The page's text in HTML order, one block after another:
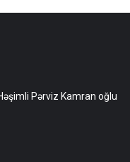
Pərviz Kamran oğlu